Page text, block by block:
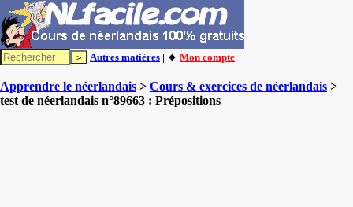
Autres matières | 🔸 Mon compte
Apprendre le néerlandais > Cours & exercices de néerlandais >
test de néerlandais n°89663 : Prépositions